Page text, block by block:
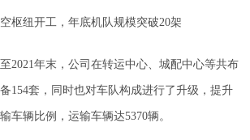
枢纽开工，年底机队规模突破20架
2021年末，公司在转运中心、城配中心等共布
154套，同时也对车队构成进行了升级，提升
车辆比例，运输车辆达5370辆。